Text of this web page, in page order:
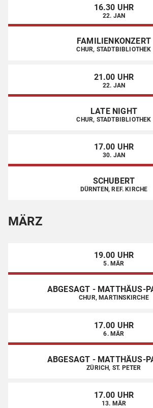
16.30 UHR
22. JAN
FAMILIENKONZERT
CHUR, STADTBIBLIOTHEK
21.00 UHR
22. JAN
LATE NIGHT
CHUR, STADTBIBLIOTHEK
17.00 UHR
30. JAN
SCHUBERT
DÜRNTEN, REF. KIRCHE
MÄRZ
19.00 UHR
5. MÄR
ABGESAGT - MATTHÄUS-
CHUR, MARTINSKIRCHE
17.00 UHR
6. MÄR
ABGESAGT - MATTHÄUS-
ZÜRICH, ST. PETER
17.00 UHR
13. MÄR